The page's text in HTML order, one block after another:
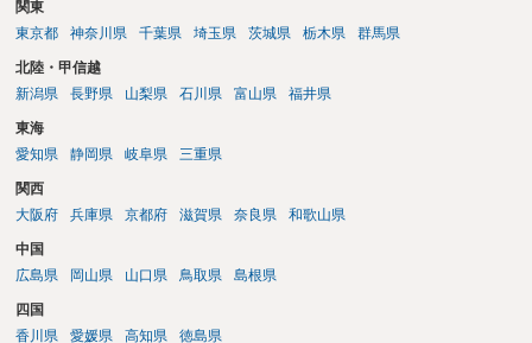
関東
東京都
神奈川県 千葉県 埼玉県 茨城県 栃木県 群馬県
北陸・甲信越
新潟県
長野県 山梨県 石川県 富山県 福井県
東海
愛知県
静岡県 岐阜県 三重県
関西
大阪府
兵庫県 京都府 滋賀県 奈良県 和歌山県
中国
広島県
岡山県 山口県 鳥取県 島根県
四国
香川県
愛媛県 高知県 徳島県